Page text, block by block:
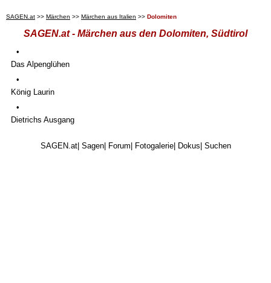
SAGEN.at >> Märchen >> Märchen aus Italien >> Dolomiten
SAGEN.at - Märchen aus den Dolomiten, Südtirol
•
Das Alpenglühen
•
König Laurin
•
Dietrichs Ausgang
SAGEN.at| Sagen| Forum Fotogalerie| Dokus Suchen